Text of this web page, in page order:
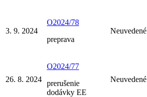
3. 9. 2024
O2024/78
preprava
Neuvedené
26. 8. 2024
O2024/77
prerušenie
dodávky EE
Neuvedené